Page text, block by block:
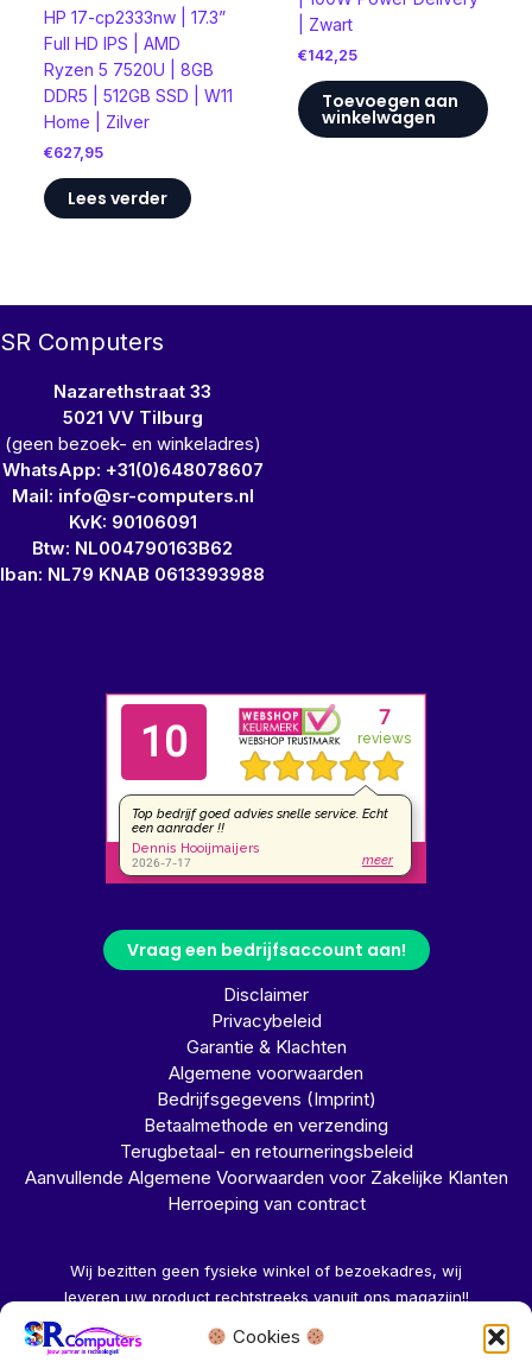
Cookies
HP 17-cp2333nw | 17.3”
Full HD IPS | AMD
Ryzen 5 7520U | 8GB
DDR5 | 512GB SSD | W11
Home | Zilver
€627,95
Lees verder
| Zwart
€142,25
Toevoegen aan
winkelwagen
SR Computers
Nazarethstraat 33
5021 VV Tilburg
(geen bezoek- en winkeladres)
WhatsApp: +31(0)648078607
Mail: info@sr-computers.nl
KvK: 90106091
Btw: NL004790163B62
Iban: NL79 KNAB 0613393988
Vraag een bedrijfsaccount aan!
Disclaimer
Privacybeleid
Garantie & Klachten
Algemene voorwaarden
Bedrijfsgegevens (Imprint)
Betaalmethode en verzending
Terugbetaal- en retourneringsbeleid
Aanvullende Algemene Voorwaarden voor Zakelijke Klanten
Herroeping van contract
Wij bezitten geen fysieke winkel of bezoekadres, wij
leveren uw product rechtstreeks vanuit ons magazijn!!
Herroeping aanvragen →